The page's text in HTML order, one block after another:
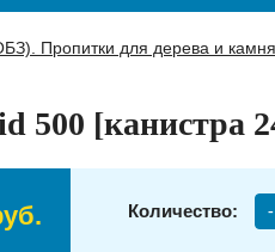
Пропитки для дерева и камня
500 [канистра
Количество: -